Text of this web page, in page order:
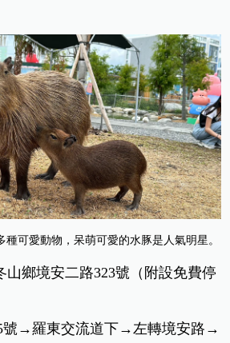
可愛動物，呆萌可愛的水豚是人氣明星。
山鄉境安二路323號（附設免費停
號→羅東交流道下→左轉境安路→